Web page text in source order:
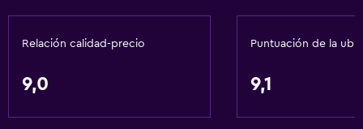
Relación calidad-precio
9,0
Puntuación de la
9,1